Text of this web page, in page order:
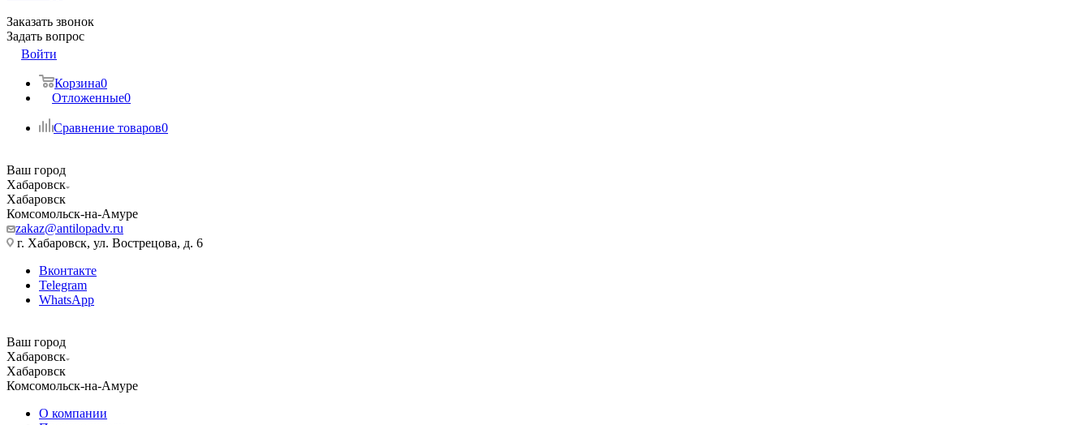
Заказать звонок
Задать вопрос
Войти
Корзина0
Отложенные0
Сравнение товаров0
Ваш город
Хабаровск
Хабаровск
Комсомольск-на-Амуре
zakaz@antilopadv.ru
г. Хабаровск, ул. Вострецова, д. 6
Вконтакте
Telegram
WhatsApp
Ваш город
Хабаровск
Хабаровск
Комсомольск-на-Амуре
О компании